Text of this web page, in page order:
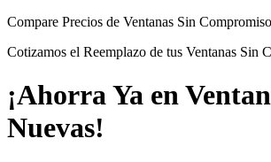
Compare Precios de Ventanas Sin Compromiso
Cotizamos el Reemplazo de tus Ventanas Sin
¡Ahorra Ya en
Nuevas!